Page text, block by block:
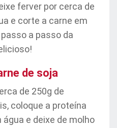
ferver por cerca de
e corte a carne em
a passo da
de soja
de 250g de
coloque a proteína
e deixe de molho